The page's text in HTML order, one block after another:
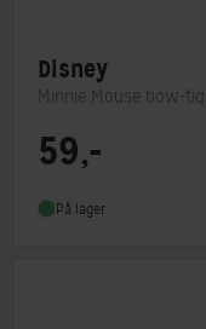
Disney
Minnie Mouse bow-
59,-
På lager